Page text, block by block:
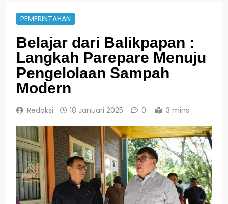
PEMERINTAHAN
Belajar dari Balikpapan :
Langkah Parepare Menuju
Pengelolaan Sampah
Modern
Redaksi 18 Januari 2025 0 3 mins